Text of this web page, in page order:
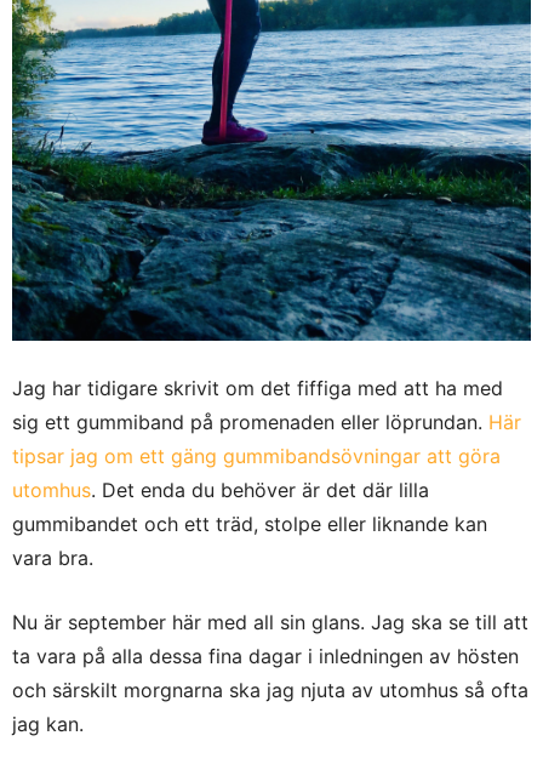
Jag har tidigare skrivit om det fiffiga med att ha med
sig ett gummiband på promenaden eller löprundan. Här
tipsar jag om ett gäng gummibandsövningar att göra
utomhus. Det enda du behöver är det där lilla
gummibandet och ett träd, stolpe eller liknande kan
vara bra.
Nu är september här med all sin glans. Jag ska se till att
ta vara på alla dessa fina dagar i inledningen av hösten
och särskilt morgnarna ska jag njuta av utomhus så ofta
jag kan.